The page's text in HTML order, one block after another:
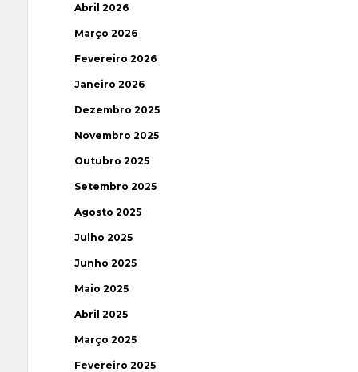
Abril 2026
Março 2026
Fevereiro 2026
Janeiro 2026
Dezembro 2025
Novembro 2025
Outubro 2025
Setembro 2025
Agosto 2025
Julho 2025
Junho 2025
Maio 2025
Abril 2025
Março 2025
Fevereiro 2025